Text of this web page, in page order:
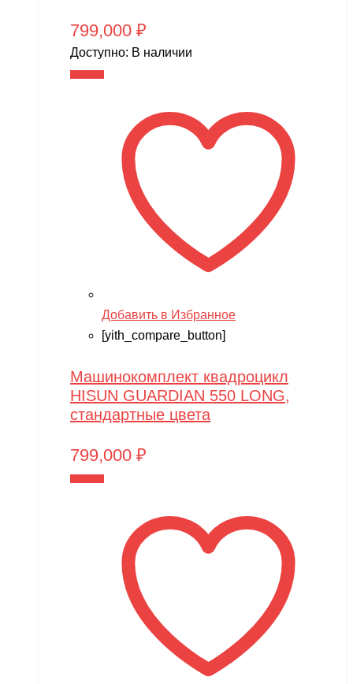
799,000 ₽
Доступно: В наличии
Добавить в Избранное
[yith_compare_button]
Машинокомплект квадроцикл
HISUN GUARDIAN 550 LONG,
стандартные цвета
799,000 ₽